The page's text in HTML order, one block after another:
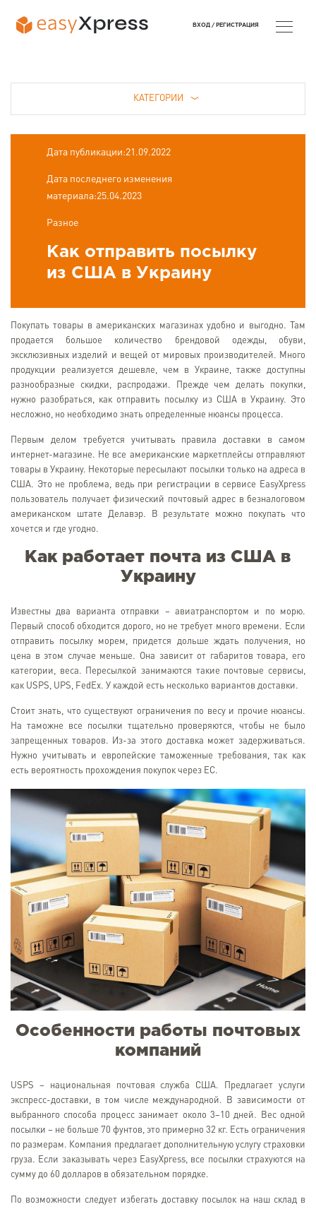
КАТЕГОРИИ
Дата публикации:21.09.2022
Дата последнего изменения
материала:25.04.2023
Разное
Как отправить посылку
из США в Украину
Покупать товары в американских магазинах удобно и выгодно. Там
продается большое количество брендовой одежды, обуви,
эксклюзивных изделий и вещей от мировых производителей. Много
продукции реализуется дешевле, чем в Украине, также доступны
разнообразные скидки, распродажи. Прежде чем делать покупки,
нужно разобраться, как отправить посылку из США в Украину. Это
несложно, но необходимо знать определенные нюансы процесса.
Первым делом требуется учитывать правила доставки в самом
интернет-магазине. Не все американские маркетплейсы отправляют
товары в Украину. Некоторые пересылают посылки только на адреса в
США. Это не проблема, ведь при регистрации в сервисе EasyXpress
пользователь получает физический почтовый адрес в безналоговом
американском штате Делавэр. В результате можно покупать что
хочется и где угодно.
Как работает почта из США в
Украину
Известны два варианта отправки – авиатранспортом и по морю.
Первый способ обходится дорого, но не требует много времени. Если
отправить посылку морем, придется дольше ждать получения, но
цена в этом случае меньше. Она зависит от габаритов товара, его
категории, веса. Пересылкой занимаются такие почтовые сервисы,
как USPS, UPS, FedEx. У каждой есть несколько вариантов доставки.
Стоит знать, что существуют ограничения по весу и прочие нюансы.
На таможне все посылки тщательно проверяются, чтобы не было
запрещенных товаров. Из-за этого доставка может задерживаться.
Нужно учитывать и европейские таможенные требования, так как
есть вероятность прохождения покупок через ЕС.
Особенности работы почтовых
компаний
USPS – национальная почтовая служба США. Предлагает услуги
экспресс-доставки, в том числе международной. В зависимости от
выбранного способа процесс занимает около 3–10 дней. Вес одной
посылки – не больше 70 фунтов, это примерно 32 кг. Есть ограничения
по размерам. Компания предлагает дополнительную услугу страховки
груза. Если заказывать через EasyXpress, все посылки страхуются на
сумму до 60 долларов в обязательном порядке.
По возможности следует избегать доставку посылок на наш склад в
ВХОД / РЕГИСТРАЦИЯ